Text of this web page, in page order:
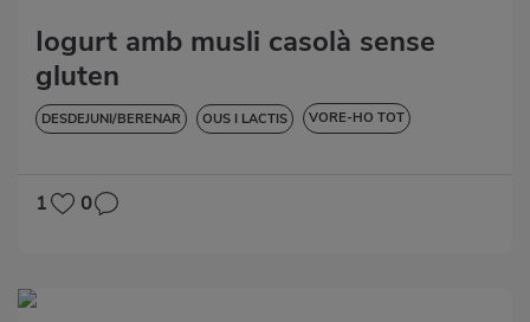
Iogurt amb musli casolà sense
gluten
DESDEJUNI/BERENAR OUS I LACTIS VORE-HO TOT
1 0